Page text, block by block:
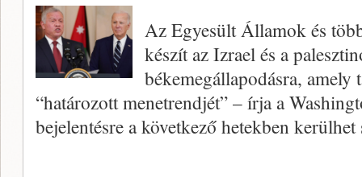
Az Egyesült Államok és
készít az Izrael és a
békemegállapodásra, amely
“határozott menetrendjét” – írja a
bejelentésre a következő hetekben